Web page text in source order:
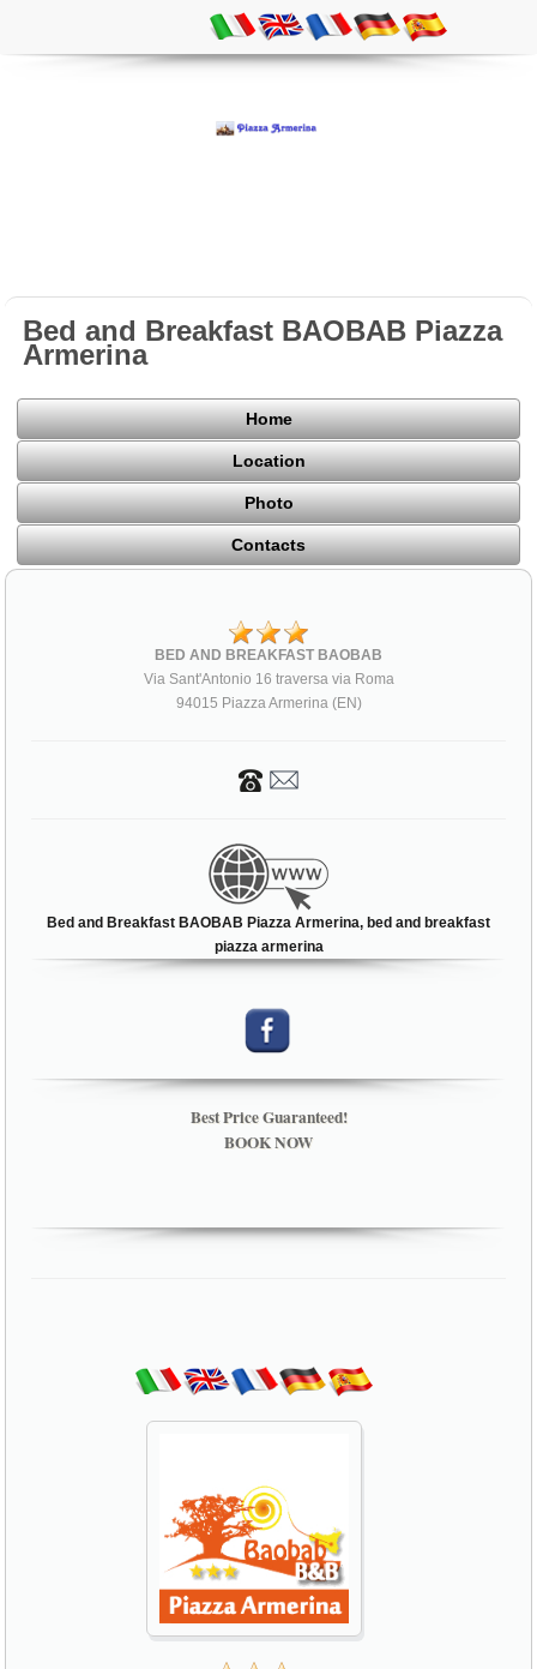
Bed and Breakfast BAOBAB Piazza
Armerina
Home
Location
Photo
Contacts
BED AND BREAKFAST BAOBAB
Via Sant'Antonio 16 traversa via Roma
94015 Piazza Armerina (EN)
Bed and Breakfast BAOBAB Piazza Armerina, bed and breakfast
piazza armerina
Best Price Guaranteed!
BOOK NOW